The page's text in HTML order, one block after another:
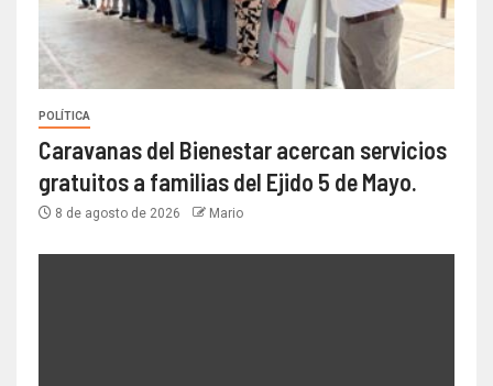
POLÍTICA
Caravanas del Bienestar acercan servicios
gratuitos a familias del Ejido 5 de Mayo.
8 de agosto de 2026 Mario